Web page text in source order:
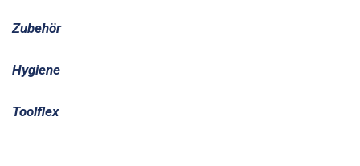
Zubehör
Hygiene
Toolflex